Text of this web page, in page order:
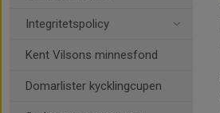
Integritetspolicy
Kent Vilsons minnesfond
Domarlister kycklingcupen